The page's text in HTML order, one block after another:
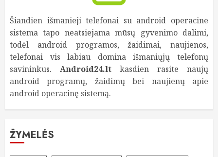
Šiandien išmanieji telefonai su android operacine
sistema tapo neatsiejama mūsų gyvenimo dalimi,
todėl android programos, žaidimai, naujienos,
telefonai vis labiau domina išmaniųjų telefonų
savininkus. Android24.lt kasdien rasite naujų
android programų, žaidimų bei naujienų apie
android operacinę sistemą.
ŽYMELĖS